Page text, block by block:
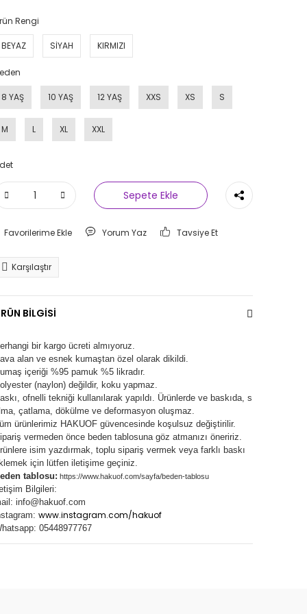
Rengi
BEYAZ SİYAH KIRMIZI
8 YAŞ 10 YAŞ 12 YAŞ XXS XS S
M L XL XXL
Sepete Ekle
Yorum Yaz Tavsiye Et
Karşılaştır
BİLGİSİ
bir kargo ücreti almıyoruz.
alan ve esnek kumaştan özel olarak dikildi.
içeriği %95 pamuk %5 likradır.
(naylon) değildir, koku yapmaz.
ofnelli tekniği kullanılarak yapıldı. Ürünlerde ve baskıda, s
çatlama, dökülme ve deformasyon oluşmaz.
ürünlerimiz HAKUOF güvencesinde koşulsuz değiştirilir.
vermeden önce beden tablosuna göz atmanızı öneririz.
isim yazdırmak, toplu sipariş vermek veya farklı baskı
için lütfen iletişime geçiniz.
tablosu: https://www.hakuof.com/sayfa/beden-tablosu
Bilgileri:
info@hakuof.com
www.instagram.com/hakuof
05448977767